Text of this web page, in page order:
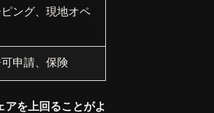
ング、現地オペ
申請、保険
アを上回ることがよ